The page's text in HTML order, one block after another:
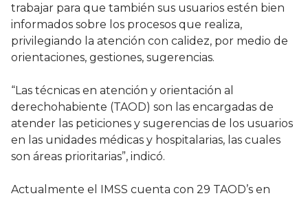
trabajar para que también sus usuarios estén bien
informados sobre los procesos que realiza,
privilegiando la atención con calidez, por medio de
orientaciones, gestiones, sugerencias.
“Las técnicas en atención y orientación al
derechohabiente (TAOD) son las encargadas de
atender las peticiones y sugerencias de los usuarios
en las unidades médicas y hospitalarias, las cuales
son áreas prioritarias”, indicó.
Actualmente el IMSS cuenta con 29 TAOD’s en